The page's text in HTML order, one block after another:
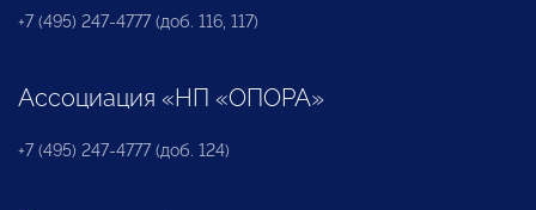
+7 (495) 247-4777 (доб. 116, 117)
Ассоциация «НП «ОПОРА»
+7 (495) 247-4777 (доб. 124)